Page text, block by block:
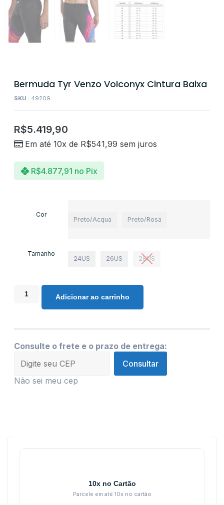
Bermuda Tyr Venzo Volconyx Cintura Baixa
SKU : 49209
R$5.419,90
Em até 10x de R$541,99 sem juros
R$4.877,91 no Pix
Cor
Preto/Acqua Preto/Rosa
Tamanho
24US 26US 28US
Adicionar ao carrinho
Consulte o frete e o prazo de entrega:
Consultar
Não sei meu cep
10x no Cartão
Parcele em até 10x no cartão